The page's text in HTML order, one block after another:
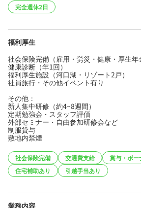
完全週休2日
福利厚生
社会保険完備（雇用・労災・健康・厚生年
健康診断（年1回）
福利厚生施設（河口湖・リゾート2戸）
社員旅行・その他イベント有り
その他：
新人集中研修（約4~8週間）
定期勉強会・スタッフ評価
外部セミナー・自由参加研修会など
制服貸与
敷地内禁煙
社会保険完備 交通費支給
賞与・ボー
住宅補助あり
引越手当あり
業務内容